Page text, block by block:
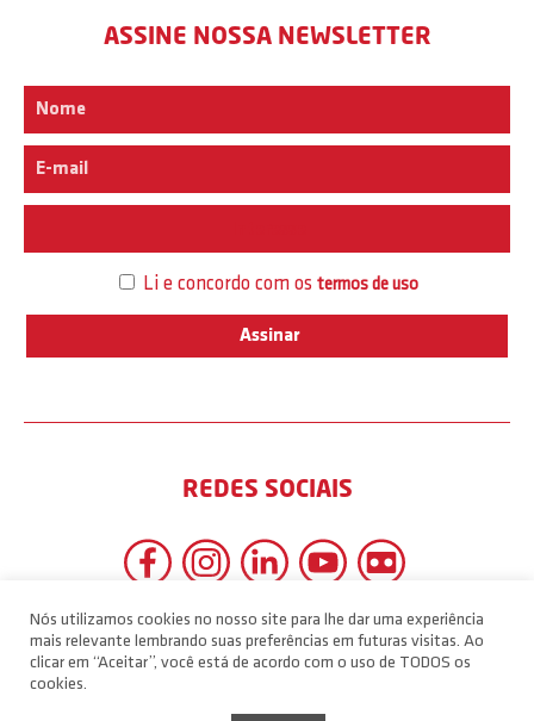
ASSINE NOSSA NEWSLETTER
Li e concordo com os termos de uso
REDES SOCIAIS
Nós utilizamos cookies no nosso site para lhe dar uma experiência
mais relevante lembrando suas preferências em futuras visitas. Ao
clicar em “Aceitar”, você está de acordo com o uso de TODOS os
cookies.